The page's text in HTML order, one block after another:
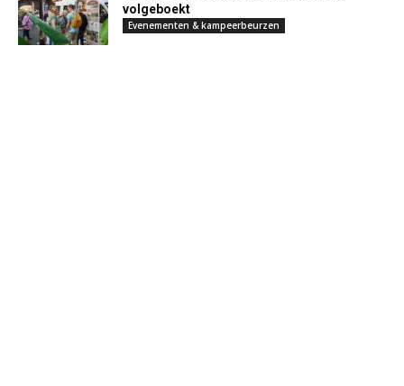
volgeboekt
Evenementen & kampeerbeurzen